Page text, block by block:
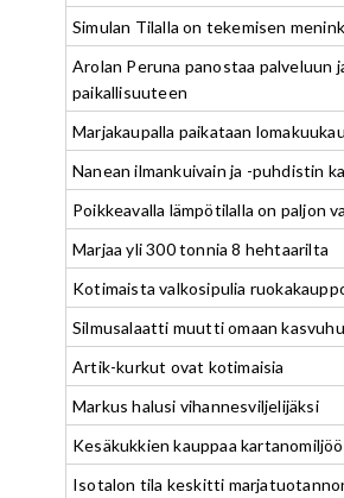
Simulan Tilalla on tekemisen
Arolan Peruna panostaa palveluun
paikallisuuteen
Marjakaupalla paikataan
Nanean ilmankuivain ja -puhdistin
Poikkeavalla lämpötilalla on paljon
Marjaa yli 300 tonnia 8 hehtaarilta
Kotimaista valkosipulia
Silmusalaatti muutti omaan
Artik-kurkut ovat kotimaisia
Markus halusi vihannesviljelijäksi
Kesäkukkien kauppaa
Isotalon tila keskitti